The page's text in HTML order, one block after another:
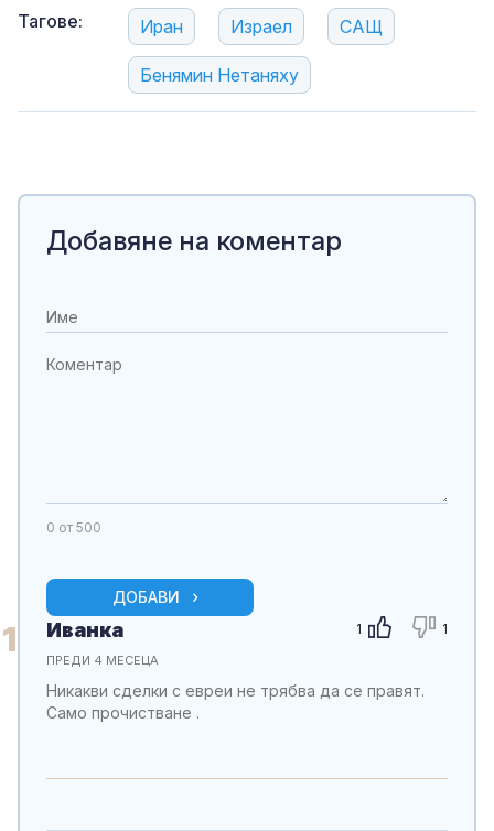
Тагове: Иран Израел САЩ
Бенямин Нетаняху
Добавяне на коментар
0 от 500
ДОБАВИ
1 1 1
Иванка
ПРЕДИ 4 МЕСЕЦА
Никакви сделки с евреи не трябва да се правят.
Само прочистване .